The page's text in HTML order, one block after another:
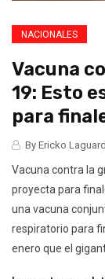
NACIONALES
Vacuna
19: Esto
para
By Ericko
Vacuna contra la
proyecta para
una vacuna
respiratorio para
enero que el